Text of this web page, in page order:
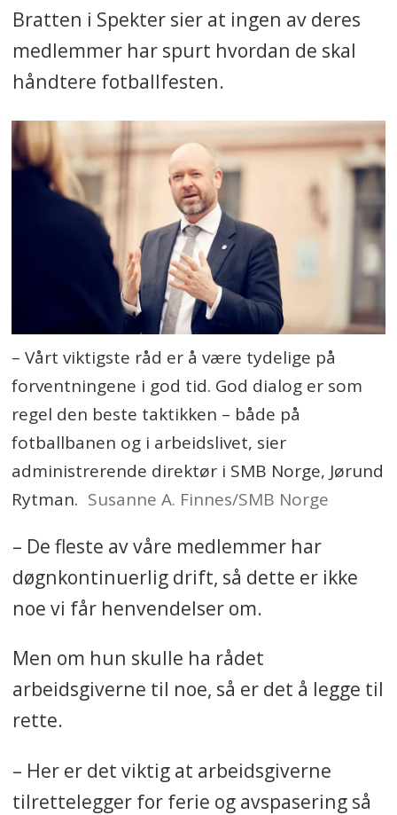
Bratten i Spekter sier at ingen av deres
medlemmer har spurt hvordan de skal
håndtere fotballfesten.
– Vårt viktigste råd er å være tydelige på
forventningene i god tid. God dialog er som
regel den beste taktikken – både på
fotballbanen og i arbeidslivet, sier
administrerende direktør i SMB Norge, Jørund
Rytman. Susanne A. Finnes/SMB Norge
– De fleste av våre medlemmer har
døgnkontinuerlig drift, så dette er ikke
noe vi får henvendelser om.
Men om hun skulle ha rådet
arbeidsgiverne til noe, så er det å legge til
rette.
– Her er det viktig at arbeidsgiverne
tilrettelegger for ferie og avspasering så